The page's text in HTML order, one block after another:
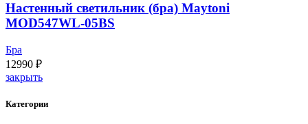
Настенный светильник (бра) Maytoni
MOD547WL-05BS
Бра
12990 ₽
закрыть
Категории